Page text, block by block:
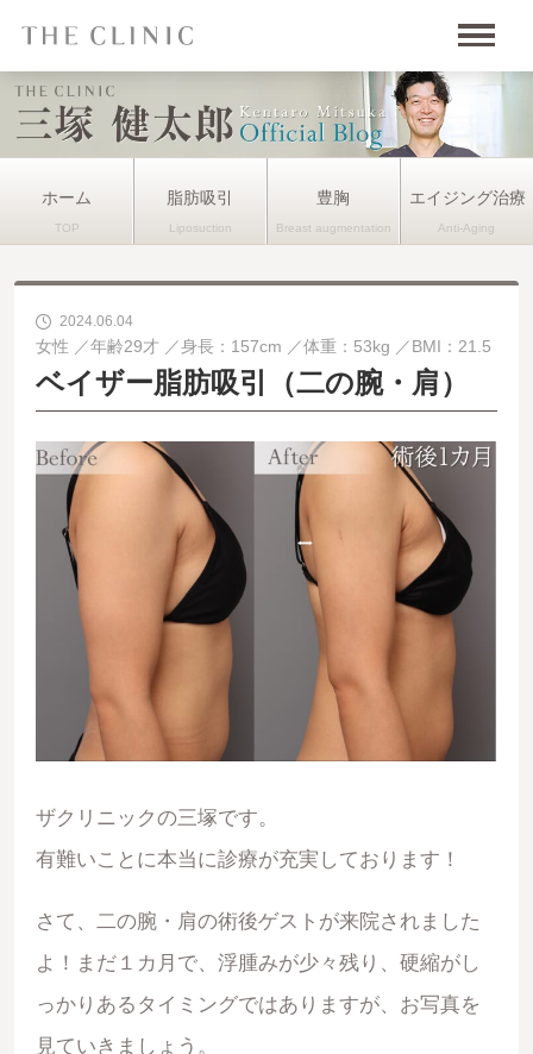
ホーム 脂肪吸引 豊胸 エイジング治療
2024.06.04
女性 年齢29才 身長：157cm 体重：53kg BMI：21.5
ベイザー脂肪吸引（二の腕・肩）
ザクリニックの三塚です。
有難いことに本当に診療が充実しております！
さて、二の腕・肩の術後ゲストが来院されました
よ！まだ１カ月で、浮腫みが少々残り、硬縮がし
っかりあるタイミングではありますが、お写真を
見ていきましょう。